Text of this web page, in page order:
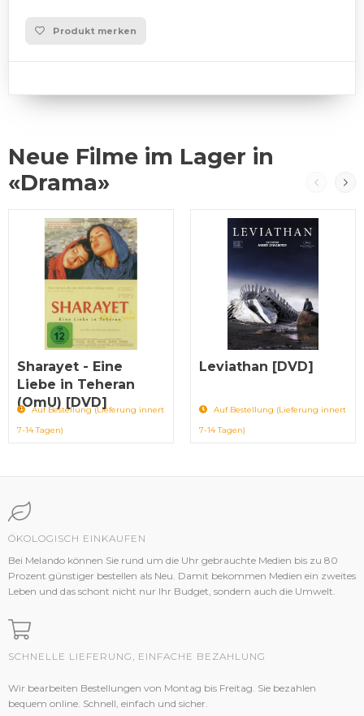
Produkt merken
Neue Filme im Lager in
«Drama»
Sharayet - Eine
Liebe in Teheran
(OmU) [DVD]
Auf Bestellung (Lieferung innert
7-14 Tagen)
Leviathan [DVD]
Auf Bestellung (Lieferung innert
7-14 Tagen)
ÖKOLOGISCH EINKAUFEN
Bei Melando können Sie rund um die Uhr gebrauchte Medien bis zu 80
Prozent günstiger bestellen als Neu. Damit bekommen Medien ein zweites
Leben und das schont nicht nur Ihr Budget, sondern auch die Umwelt.
SCHNELLE LIEFERUNG, EINFACHE BEZAHLUNG
Wir bearbeiten Bestellungen von Montag bis Freitag. Sie bezahlen
bequem online. Schnell, einfach und sicher.